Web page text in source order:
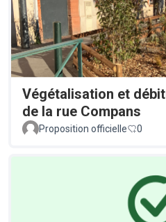
Végétalisation et
de la rue Compans
Proposition officielle 0